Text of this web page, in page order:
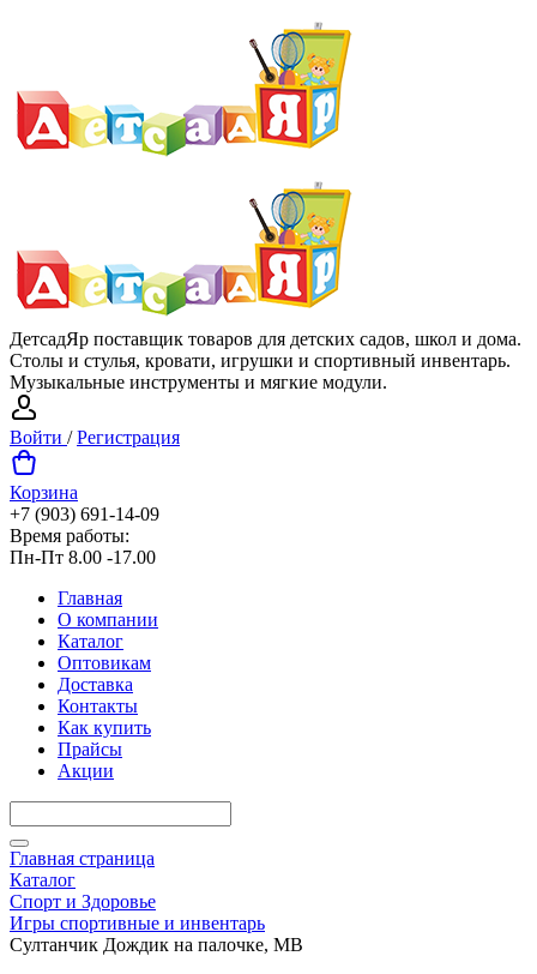
ДетсадЯр поставщик товаров для детских садов, школ и дома.
Столы и стулья, кровати, игрушки и спортивный инвентарь.
Музыкальные инструменты и мягкие модули.
Войти /Регистрация
Корзина
+7 (903) 691-14-09
Время работы:
Пн-Пт 8.00 -17.00
Главная
О компании
Каталог
Оптовикам
Доставка
Контакты
Как купить
Прайсы
Акции
Главная страница
Каталог
Спорт и Здоровье
Игры спортивные и инвентарь
Султанчик Дождик на палочке, МВ